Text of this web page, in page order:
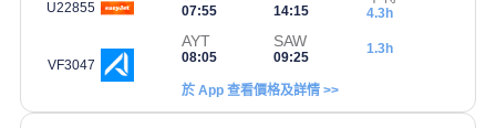
U22855 07:55 14:15 4.3h
VF3047
AYT
08:05
SAW
09:25
1.3h
於 App 查看價格及詳情 >>